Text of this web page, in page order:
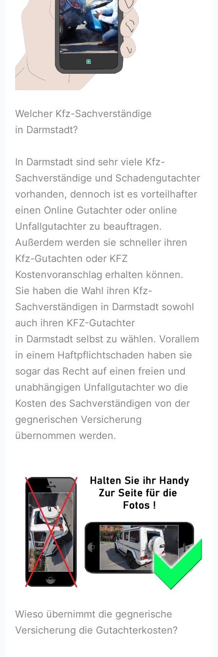
Welcher Kfz-Sachverständige
in Darmstadt?
In Darmstadt sind sehr viele Kfz-
Sachverständige und Schadengutachter
vorhanden, dennoch ist es vorteilhafter
einen Online Gutachter oder online
Unfallgutachter zu beauftragen.
Außerdem werden sie schneller ihren
Kfz-Gutachten oder KFZ
Kostenvoranschlag erhalten können.
Sie haben die Wahl ihren Kfz-
Sachverständigen in Darmstadt sowohl
auch ihren KFZ-Gutachter
in Darmstadt selbst zu wählen. Vorallem
in einem Haftpflichtschaden haben sie
sogar das Recht auf einen freien und
unabhängigen Unfallgutachter wo die
Kosten des Sachverständigen von der
gegnerischen Versicherung
übernommen werden.
Wieso übernimmt die gegnerische
Versicherung die Gutachterkosten?